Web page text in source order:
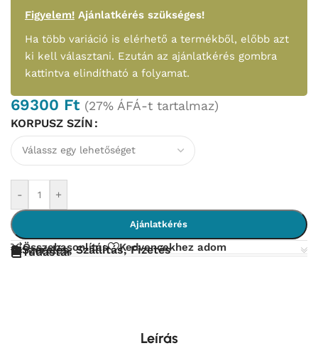
Figyelem! Ajánlatkérés szükséges!
Ha több variáció is elérhető a termékből, előbb azt
ki kell választani. Ezután az ajánlatkérés gombra
kattintva elindítható a folyamat.
69300 Ft (27% ÁFÁ-t tartalmaz)
KORPUSZ SZÍN
- +
Ajánlatkérés
Összehasonlítás Kedvencekhez adom
Szerelés, Szállítás, Fizetés
Tudástár
Leírás